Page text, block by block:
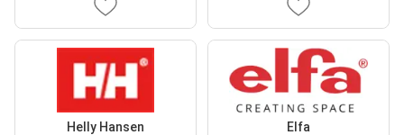
Helly Hansen Elfa